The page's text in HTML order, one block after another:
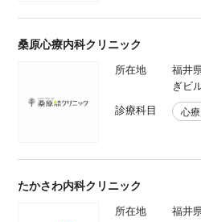
桑原心療内科クリニック
所在地
福井
ぎビ
診療科目
心
たかさわ内科クリニック
所在地
福井